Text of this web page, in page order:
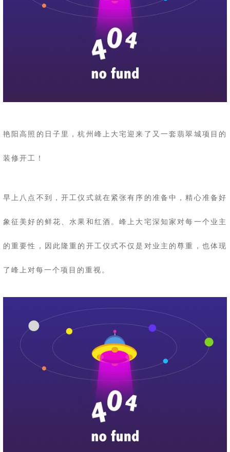
艳阳高照的日子里，杭州峰上大宅迎来了又一套翡翠城项目的
装修开工！
早上八点不到，开工仪式就在紧张有序的准备中，精心准备好
象征美好的鲜花、水果和红酒。峰上大宅深知家对每一个业主
的重要性，因此隆重的开工仪式不仅是对业主的尊重，也体现
了峰上对每一个项目的重视。